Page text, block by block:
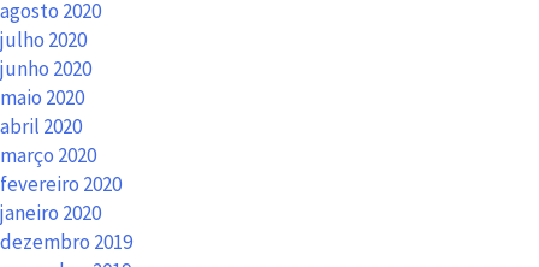
agosto 2020
julho 2020
junho 2020
maio 2020
abril 2020
março 2020
fevereiro 2020
janeiro 2020
dezembro 2019